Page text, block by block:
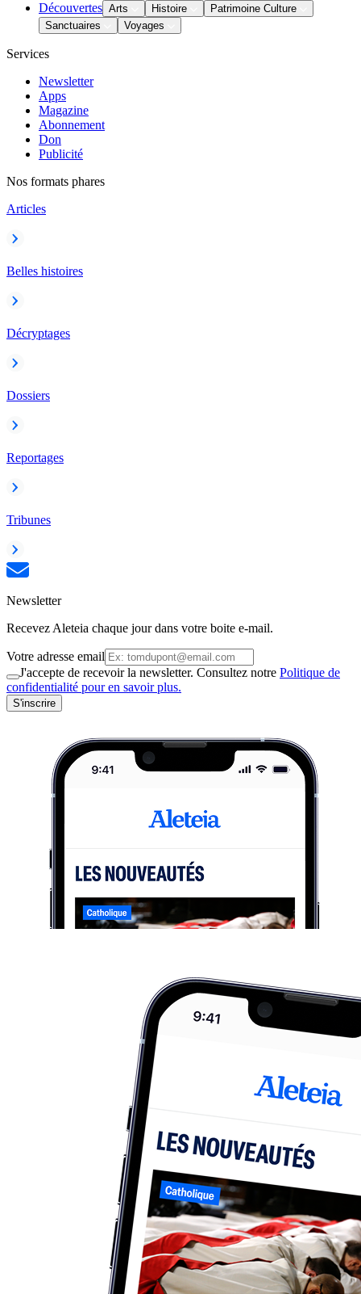
Découvertes Arts Histoire
Patrimoine Culture
Sanctuaires
Voyages
Services
Newsletter
Apps
Magazine
Abonnement
Don
Publicité
Nos formats phares
Articles
Belles histoires
Décryptages
Dossiers
Reportages
Tribunes
Newsletter
Recevez Aleteia chaque jour dans votre boite e-mail.
Votre adresse email
J'accepte de recevoir la newsletter. Consultez notre Politique de
confidentialité pour en savoir plus.
S'inscrire